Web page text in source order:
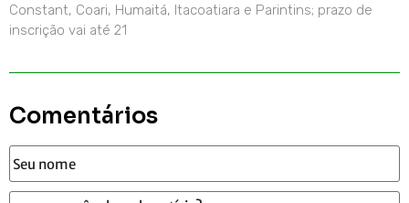
Constant, Coari, Humaitá, Itacoatiara e Parintins; prazo de
inscrição vai até 21
Comentários